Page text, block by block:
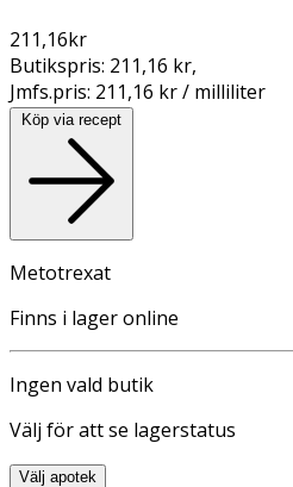
211,16kr
Butikspris: 211,16 kr,
Jmfs.pris: 211,16 kr / milliliter
Köp via recept
Metotrexat
Finns i lager online
Ingen vald butik
Välj för att se lagerstatus
Välj apotek